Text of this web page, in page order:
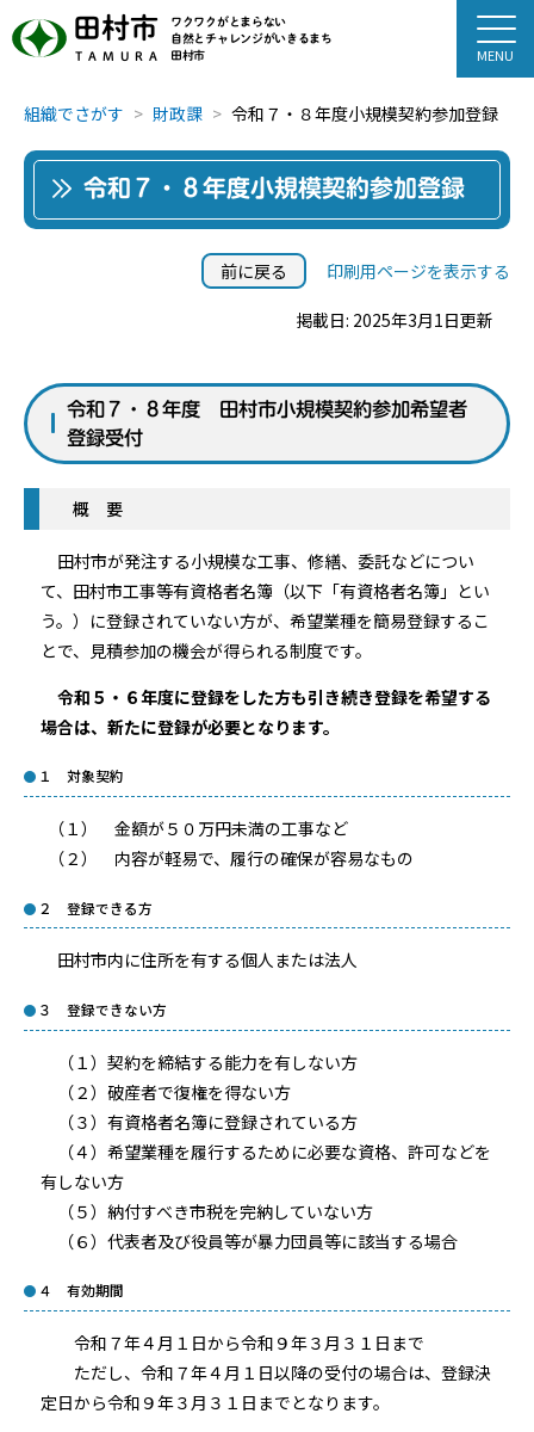
田村市
TAMURA
ワクワクがとまらない
自然とチャレンジがいきるまち
田村市
組織でさがす 財政課 令和７・８年度小規模契約参加登録
令和７・８年度小規模契約参加登録
前に戻る 印刷用ページを表示する
掲載日: 2025年3月1日更新
令和７・８年度 田村市小規模契約参加希望者
登録受付
概 要
田村市が発注する小規模な工事、修繕、委託などについ
て、田村市工事等有資格者名簿（以下「有資格者名簿」とい
う。）に登録されていない方が、希望業種を簡易登録するこ
とで、見積参加の機会が得られる制度です。
令和５・６年度に登録をした方も引き続き登録を希望する
場合は、新たに登録が必要となります。
１ 対象契約
（１） 金額が５０万円未満の工事など
（２） 内容が軽易で、履行の確保が容易なもの
２ 登録できる方
田村市内に住所を有する個人または法人
３ 登録できない方
（１）契約を締結する能力を有しない方
（２）破産者で復権を得ない方
（３）有資格者名簿に登録されている方
（４）希望業種を履行するために必要な資格、許可などを
有しない方
（５）納付すべき市税を完納していない方
（６）代表者及び役員等が暴力団員等に該当する場合
４ 有効期間
令和７年４月１日から令和９年３月３１日まで
ただし、令和７年４月１日以降の受付の場合は、登録決
定日から令和９年３月３１日までとなります。